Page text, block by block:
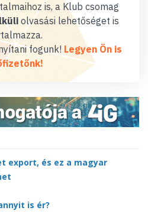
is, a Klub csomag
olvasási lehetőséget is
fogunk! Legyen Ön is
export, és ez a magyar
is ér?